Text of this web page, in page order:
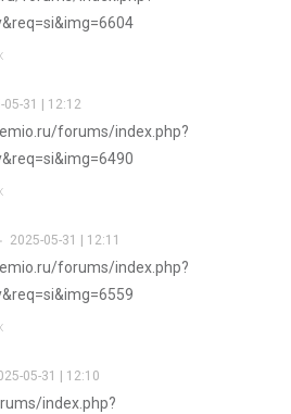
05-31 | 12:12
forums/index.php?
• 2025-05-31 | 12:11
forums/index.php?
05-31 | 12:10
index.php?